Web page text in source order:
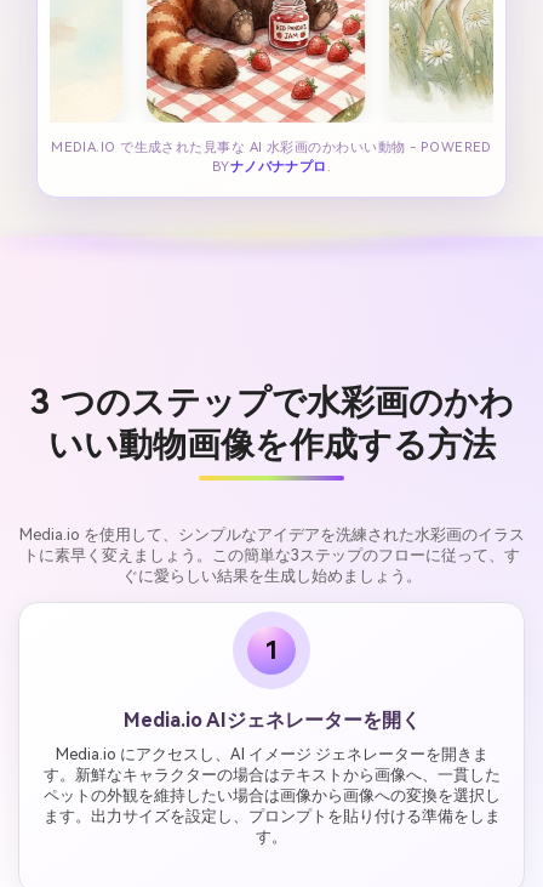
MEDIA.IO で生成された見事な AI 水彩画のかわいい動物 - POWERED
BYナノバナナプロ .
3 つのステップで水彩画のかわ
いい動物画像を作成する方法
Media.io を使用して、シンプルなアイデアを洗練された水彩画のイラス
トに素早く変えましょう。この簡単な3ステップのフローに従って、す
ぐに愛らしい結果を生成し始めましょう。
1
Media.io AIジェネレーターを開く
Media.io にアクセスし、AI イメージ ジェネレーターを開きま
す。新鮮なキャラクターの場合はテキストから画像へ、一貫した
ペットの外観を維持したい場合は画像から画像への変換を選択し
ます。出力サイズを設定し、プロンプトを貼り付ける準備をしま
す。